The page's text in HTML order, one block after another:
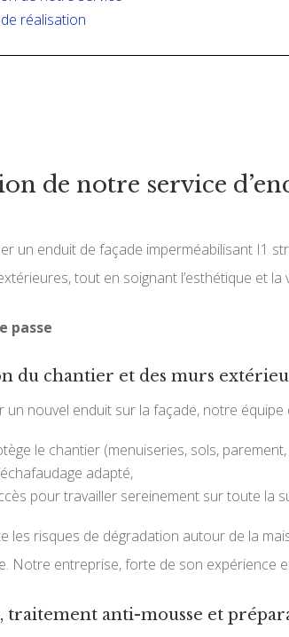
réalisation
de notre service
un enduit de façade imperméabilisant I1
tout en soignant l’esthétique et
passe
du chantier et des murs
un nouvel enduit sur la façade, notre équipe
le chantier (menuiseries, sols,
adapté,
pour travailler sereinement sur toute la
les risques de dégradation autour de la
Notre entreprise, forte de son expérience
traitement anti-mousse et